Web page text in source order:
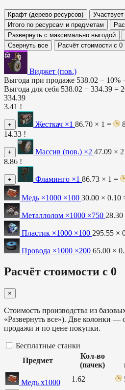
Крафт (дерево ресурсов)
Итого по ресурсам и предметам
Развернуть с максимально выгодой
Свернуть все
Расчёт стоимости с 0
Виджет (пов.)
Выгода при продаже 538.02 − 10%
Выгода для себя 538.02 − 334.39 =
334.39
3.41 !
+ Жесткач ×1 86.70 × 1 =
14.33 !
+ Массив (пов.) ×2 47.09 ×
8.86 !
+ Фламинго ×1 86.73 × 1 =
Медь ×1000 ×100 30.00 × 0.10
Металлолом ×1000 ×750
Пластик ×1000 ×100 295.55 ×
Провода ×1000 ×200 65.00 ×
Расчёт стоимости с 0
×
Стоимость производства из
«Развернуть все»). Две колонки —
продажи и по цене покупки.
Бесплатные станки
Предмет
Кол-во
(пачек)
Медь х1000 1.62